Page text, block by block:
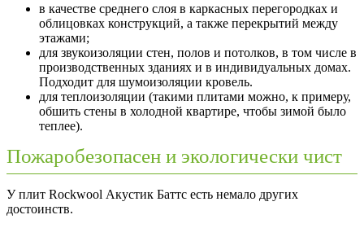
в качестве среднего слоя в каркасных перегородках и
облицовках конструкций, а также перекрытий между
этажами;
для звукоизоляции стен, полов и потолков, в том числе в
производственных зданиях и в индивидуальных домах.
Подходит для шумоизоляции кровель.
для теплоизоляции (такими плитами можно, к примеру,
обшить стены в холодной квартире, чтобы зимой было
теплее).
Пожаробезопасен и экологически чист
У плит Rockwool Акустик Баттс есть немало других
достоинств.